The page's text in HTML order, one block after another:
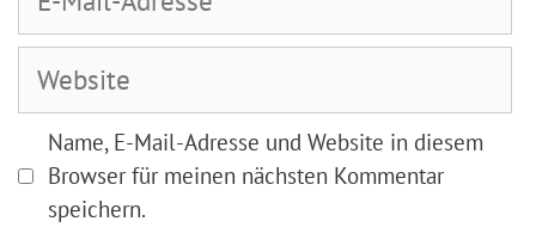
Mail-
Adresse
Name, E-Mail-Adresse und Website in diesem
Browser für meinen nächsten Kommentar
speichern.